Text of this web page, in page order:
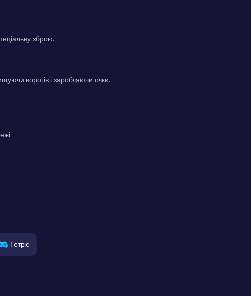
зброю.
ворогів і заробляючи очки.
Тетріс